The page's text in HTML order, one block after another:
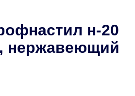
н-20
нержавеющий